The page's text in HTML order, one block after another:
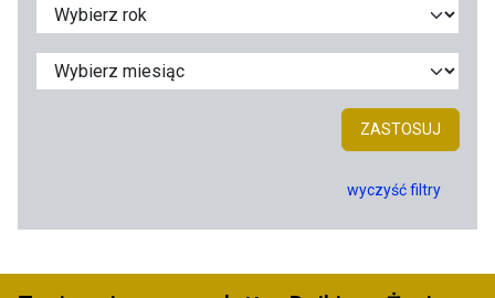
ZASTOSUJ
wyczyść filtry